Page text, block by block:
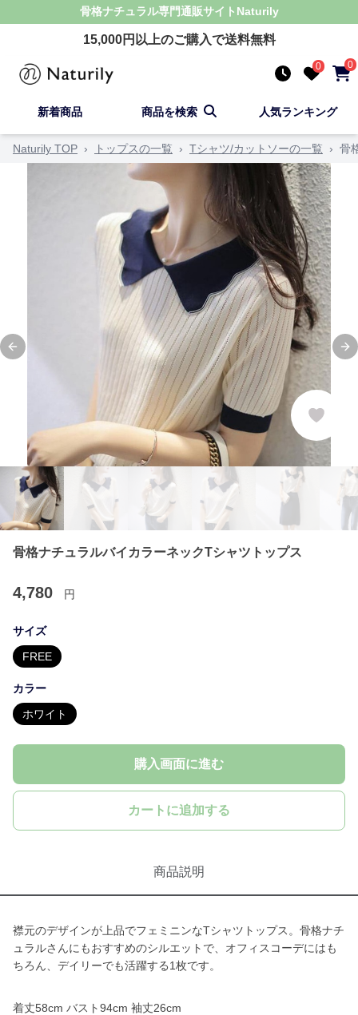
骨格ナチュラル専門通販サイト Naturily
15,000円以上のご購入で送料無料
0 0
新着商品 商品を検索 人気ランキング
Naturily TOP › トップスの一覧 › Tシャツ/カットソーの一覧 › 骨
Previous slide
骨格ナチュラルバイカラーネックTシャツトップス
4,780 円
サイズ
FREE
カラー
ホワイト
購入画面に進む
カートに追加する
商品説明
襟元のデザインが上品でフェミニンなTシャツトップス。骨格ナチ
ュラルさんにもおすすめのシルエットで、オフィスコーデにはも
ちろん、デイリーでも活躍する1枚です。
着丈58cm バスト94cm 袖丈26cm